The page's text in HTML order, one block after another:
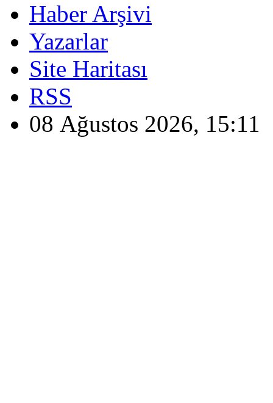
Haber Arşivi
Yazarlar
Site Haritası
RSS
08 Ağustos 2026, 15:11